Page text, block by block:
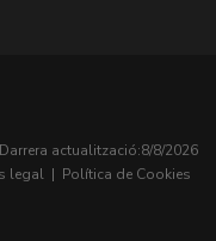
Darrera actualització:8/8/2026
legal | Política de Cookies